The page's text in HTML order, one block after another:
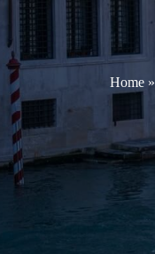
Home»